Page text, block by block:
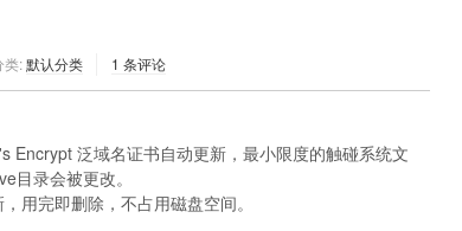
类:默认分类 1 条评论
Encrypt 泛域名证书自动更新，最小限度的触碰系统文
目录会被更改。
用完即删除，不占用磁盘空间。